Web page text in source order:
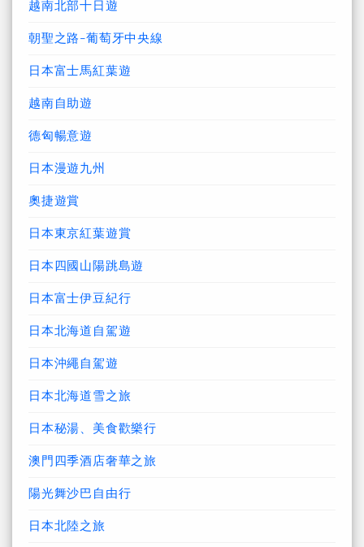
越南北部十日遊
朝聖之路-葡萄牙中央線
日本富士馬紅葉遊
越南自助遊
德匈暢意遊
日本漫遊九州
奧捷遊賞
日本東京紅葉遊賞
日本四國山陽跳島遊
日本富士伊豆紀行
日本北海道自駕遊
日本沖繩自駕遊
日本北海道雪之旅
日本秘湯、美食歡樂行
澳門四季酒店奢華之旅
陽光舞沙巴自由行
日本北陸之旅